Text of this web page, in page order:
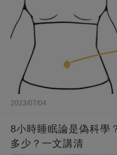
2023/07/04
8小時睡眠論是偽科學
多少？一文講清